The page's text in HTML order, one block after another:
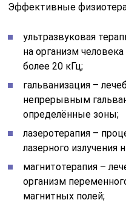
Эффективные
ультразвуковая
на организм
более 20 кГц;
гальванизация –
непрерывным
определённые зоны;
лазеротерапия –
лазерного излучения
магнитотерапия –
организм
магнитных полей;